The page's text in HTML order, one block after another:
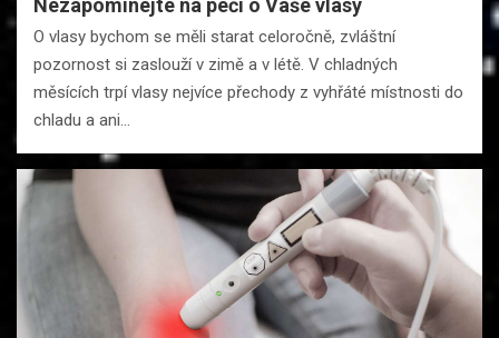
O vlasy bychom se měli starat celoročně, zvláštní
pozornost si zaslouží v zimě a v létě. V chladných
měsících trpí vlasy nejvíce přechody z vyhřáté místnosti do
chladu a ani…